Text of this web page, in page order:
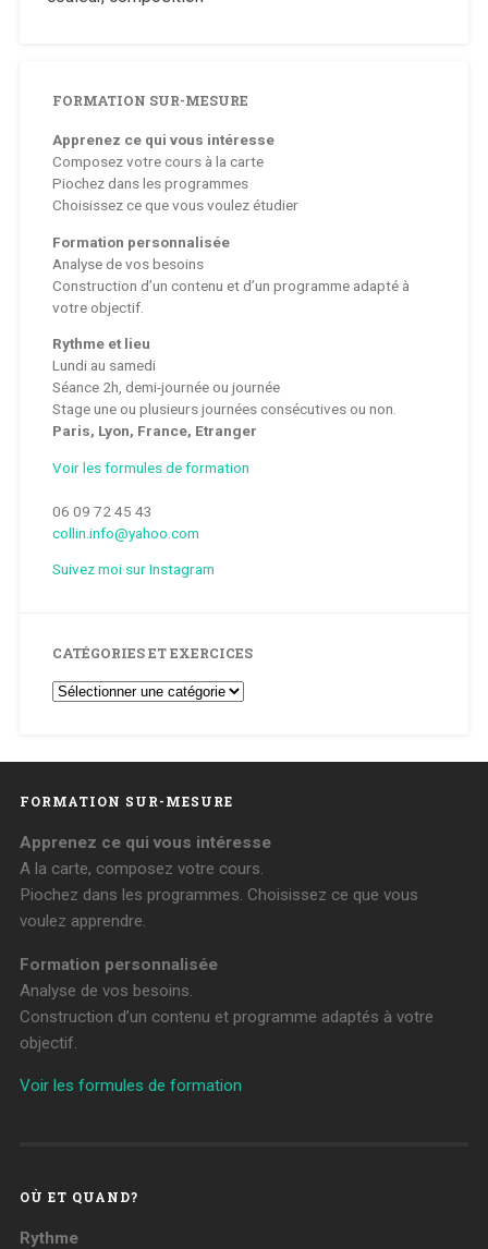
FORMATION SUR-MESURE
Apprenez ce qui vous intéresse
Composez votre cours à la carte
Piochez dans les programmes
Choisissez ce que vous voulez étudier
Formation personnalisée
Analyse de vos besoins
Construction d’un contenu et d’un programme adapté à
votre objectif.
Rythme et lieu
Lundi au samedi
Séance 2h, demi-journée ou journée
Stage une ou plusieurs journées consécutives ou non.
Paris, Lyon, France, Etranger
Voir les formules de formation
06 09 72 45 43
collin.info@yahoo.com
Suivez moi sur Instagram
CATÉGORIES ET EXERCICES
Catégories
et
FORMATION SUR-MESURE
Apprenez ce qui vous intéresse
A la carte, composez votre cours.
Piochez dans les programmes. Choisissez ce que vous
voulez apprendre.
Formation personnalisée
Analyse de vos besoins.
Construction d’un contenu et programme adaptés à votre
objectif.
Voir les formules de formation
OÙ ET QUAND?
Rythme